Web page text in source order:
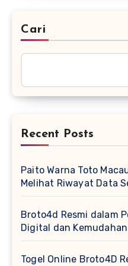
Cari
Recent Posts
Paito Warna Toto
Melihat Riwayat Data
Broto4d Resmi dalam
Digital dan
Togel Online Broto4D